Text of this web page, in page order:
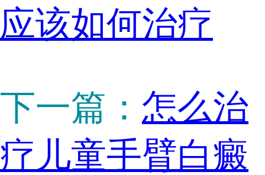
应该如何治疗
下一篇： 怎么治
疗儿童手臂白癜